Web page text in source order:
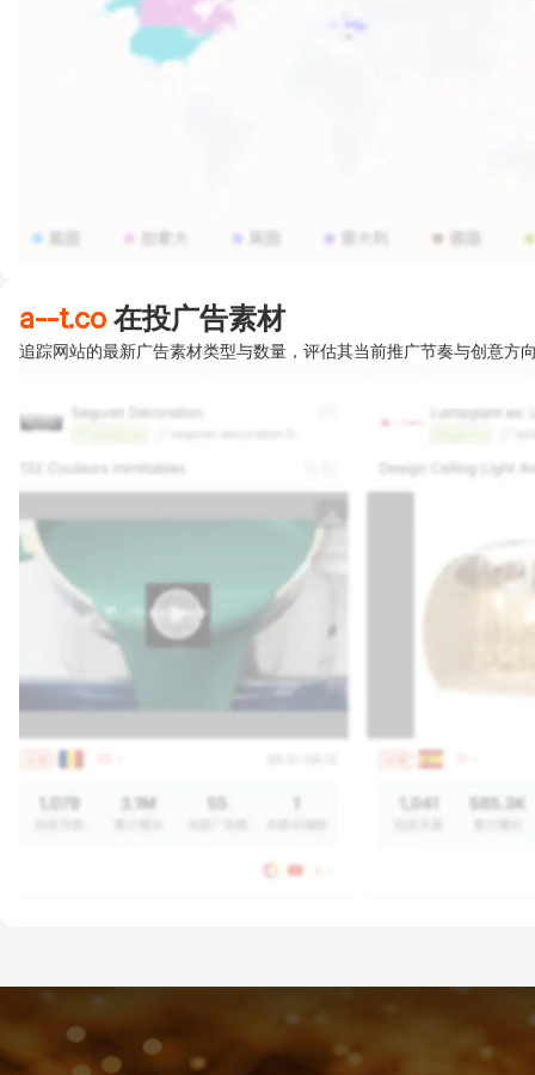
a--t.co 在投广告素材
追踪网站的最新广告素材类型与数量，评估其当前推广节奏与创意方